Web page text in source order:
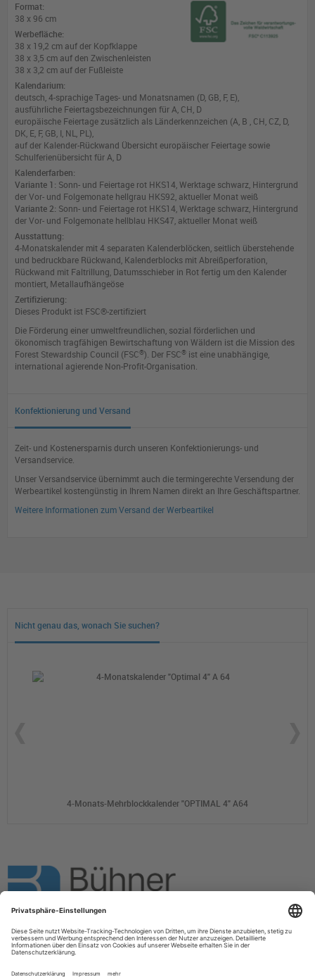
Format:
38 x 96 cm
Werbefläche:
38 x 19,2 cm auf der Kopfklappe
38 x 3,5 cm auf den Zwischenleisten
38 x 3,2 cm auf der Fußleiste
Kalendarium:
deutsch, 4-sprachige Tages- und Monatsnamen (D, GB, F, E),
ausführliche Feiertagsbezeichnungen für A, CH, D
europäische Feiertage zusätzlich als Länderkennzeichen (A, B , CH, CZ, D,
DK, E, F, GB, I, NL, PL),
auf der Kalender-Rückwand Übersicht europäischer Feiertage sowie
Schulferienübersicht für A, D
Kalenderfarben:
Variante 1: Sonn- und Feiertage rot HKS14, Werktage schwarz, Hintergrund
der Vor- und Folgemonate hellgrau HKS92, aktueller Monat weiß
Variante 2: Sonn- und Feiertage rot HKS14, Werktage schwarz, Hintergrund
der Vor- und Folgemonate hellblau HKS47, aktueller Monat weiß
Ausstattung:
4-Monatskalender mit 4 separaten Kalenderblöcken, seitlich überstehende
und bedruckbare Rückwand, Kalenderblocks mit Abreißperforation,
Rückwand mit Faltrillung, Datumsschieber in Rot fertig um den Kalender
montiert, Metallaufhängeöse
Zertifizierung:
Dieses Produkt ist FSC®-zertifiziert
Die Förderung einer umweltfreundlichen, sozial förderlichen und
ökonomisch tragfähigen Bewirtschaftung von Wäldern ist die Mission des
Forest Stewardship Council (FSC®). Der FSC® ist eine unabhängige,
international agierende Non-Profit-Organisation.
Konfektionierung und Versand
Zeit- und Kostenersparnis durch unseren Konfektionierungs- und
Versandservice.
Unser Versandservice übernimmt auch die termingerechte Versendung der
Werbeartikel kostengünstig in Ihrem Namen direkt an Ihre Geschäftspartner.
Weitere Informationen zum Versand der Werbeartikel
Nicht genau das, wonach Sie suchen?
4-Monats-Mehrblockkalender "OPTIMAL 4" A64
Bühner Werbemittel GmbH
Impressum
AGB